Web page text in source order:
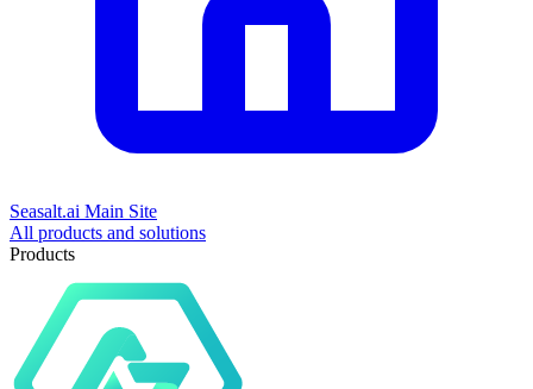
Seasalt.ai Main Site
All products and solutions
Products